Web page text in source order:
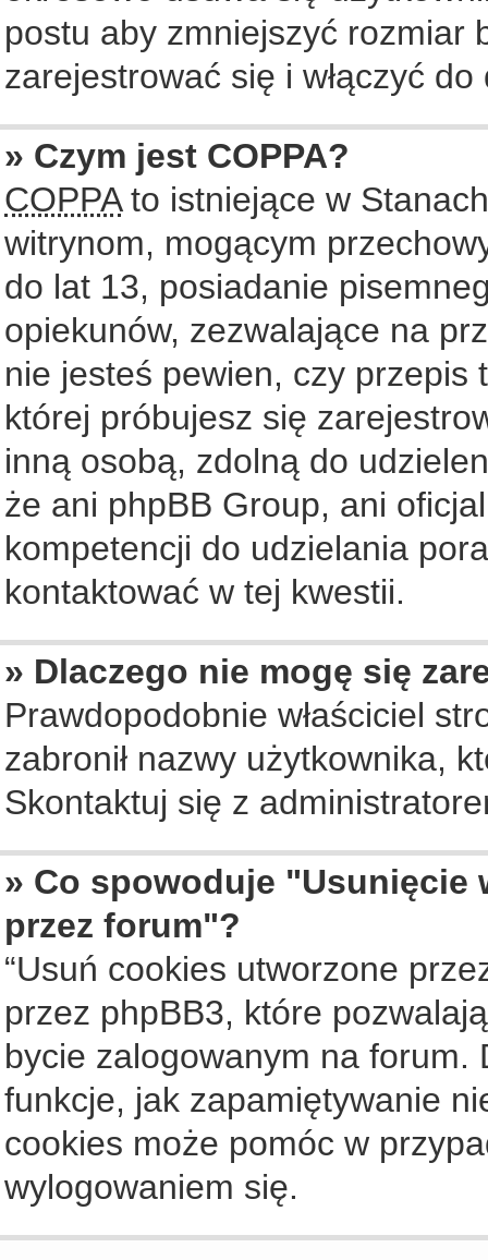
postu aby zmniejszyć rozmiar
zarejestrować się i włączyć
» Czym jest COPPA?
COPPAto istniejące w
witrynom, mogącym
do lat 13, posiadanie
opiekunów, zezwalające na
nie jesteś pewien, czy przepis
której próbujesz się
inną osobą, zdolną do
że ani phpBB Group, ani
kompetencji do udzielania
kontaktować w tej kwestii.
» Dlaczego nie mogę się
Prawdopodobnie właściciel
zabronił nazwy użytkownika,
Skontaktuj się z
» Co spowoduje
przez forum"?
“Usuń cookies utworzone
przez phpBB3, które
bycie zalogowanym na forum.
funkcje, jak zapamiętywanie
cookies może pomóc w
wylogowaniem się.